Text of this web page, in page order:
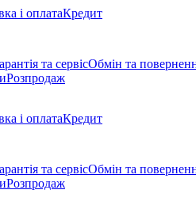
і оплатаКредит
та сервісОбмін та
Розпродаж
і оплатаКредит
та сервісОбмін та
Розпродаж